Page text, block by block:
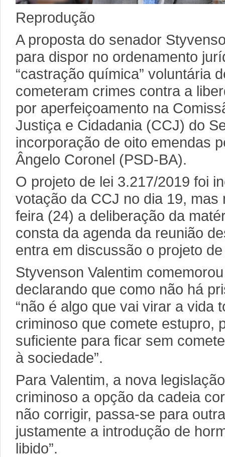
Reprodução
A proposta do senador
para dispor no ordenamento
“castração química” voluntária
cometeram crimes contra a
por aperfeiçoamento na
Justiça e Cidadania (CCJ) do
incorporação de oito emendas
Ângelo Coronel (PSD-BA).
O projeto de lei 3.217/2019 foi
votação da CCJ no dia 19, mas
feira (24) a deliberação da
consta da agenda da reunião
entra em discussão o projeto
Styvenson Valentim
declarando que como não há
“não é algo que vai virar a vida
criminoso que comete estupro,
suficiente para ficar sem
à sociedade”.
Para Valentim, a nova
criminoso a opção da cadeia
não corrigir, passa-se para
justamente a introdução de
libido”.